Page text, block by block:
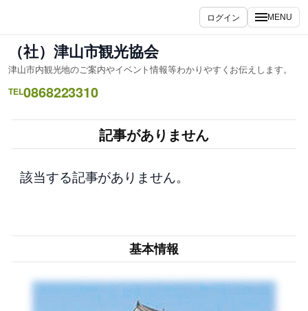
キ
ッ
ログイン MENU
（社）津山市観光協会
津山市内観光地のご案内やイベント情報等わかりやすくお伝えします。
TEL0868223310
記事がありません
該当する記事がありません。
基本情報